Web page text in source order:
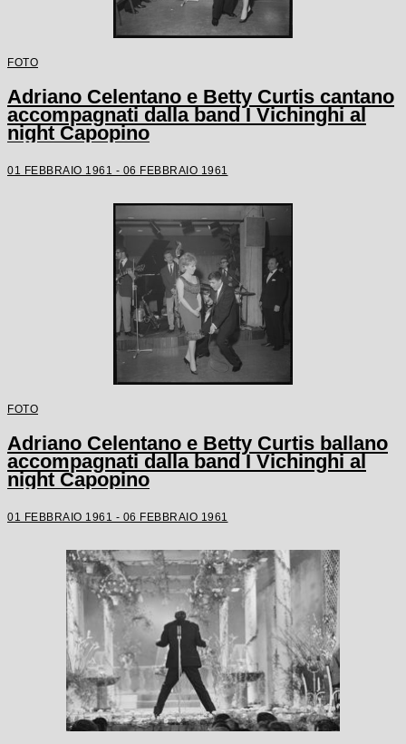
FOTO
Adriano Celentano e Betty Curtis cantano
accompagnati dalla band I Vichinghi al
night Capopino
01 FEBBRAIO 1961 - 06 FEBBRAIO 1961
FOTO
Adriano Celentano e Betty Curtis ballano
accompagnati dalla band I Vichinghi al
night Capopino
01 FEBBRAIO 1961 - 06 FEBBRAIO 1961